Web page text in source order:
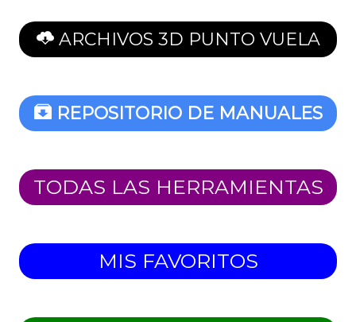
ARCHIVOS 3D PUNTO VUELA
REPOSITORIO DE MANUALES
TODAS LAS HERRAMIENTAS
MIS FAVORITOS